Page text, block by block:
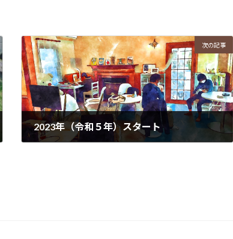
次の記事
2023年（令和５年）スタート